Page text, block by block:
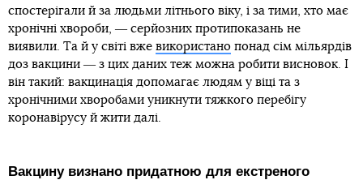
спостерігали й за людьми літнього віку, і за тими, хто має
хронічні хвороби, ― серйозних протипоказань не
виявили. Та й у світі вже використано понад сім мільярдів
доз вакцини ― з цих даних теж можна робити висновок. І
він такий: вакцинація допомагає людям у віці та з
хронічними хворобами уникнути тяжкого перебігу
коронавірусу й жити далі.
Вакцину визнано придатною для екстреного